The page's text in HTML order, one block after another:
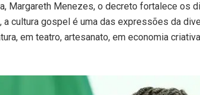
Margareth Menezes, o decreto fortalece os
a cultura gospel é uma das expressões da
em teatro, artesanato, em economia